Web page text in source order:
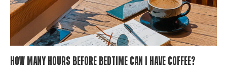
How Many Hours Before Bedtime Can I Have Coffee?